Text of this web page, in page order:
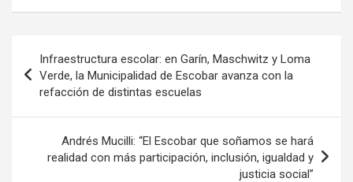
de
entradas
Infraestructura escolar: en Garín, Maschwitz y Loma
Verde, la Municipalidad de Escobar avanza con la
refacción de distintas escuelas
Andrés Mucilli: “El Escobar que soñamos se hará
realidad con más participación, inclusión, igualdad y
justicia social”